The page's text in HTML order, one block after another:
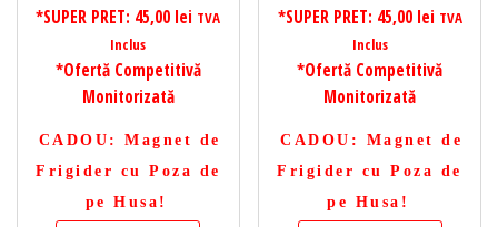
*SUPER PRET: 45,00 lei TVA
Inclus
*Ofertă Competitivă
Monitorizată
CADOU : Magnet de
Frigider cu Poza de
pe Husa!
*SUPER PRET: 45,00 lei TVA
Inclus
*Ofertă Competitivă
Monitorizată
CADOU : Magnet de
Frigider cu Poza de
pe Husa!